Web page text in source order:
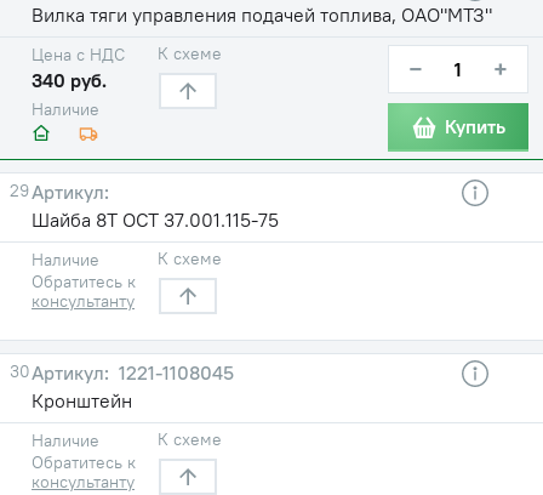
Вилка тяги управления подачей топлива, ОАО"МТЗ"
Наличие
Цена с НДС
340 руб.
К схеме − +
Купить
29
Шайба 8Т ОСТ 37.001.115-75
Наличие
Обратитесь к
консультанту
К схеме
30
1221-1108045
Кронштейн
Наличие
Обратитесь к
консультанту
К схеме